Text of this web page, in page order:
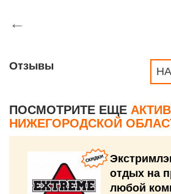
←
Отзывы
ПОСМОТРИТЕ ЕЩЕ
НИЖЕГОРОДСКОЙ
отдых на
любой